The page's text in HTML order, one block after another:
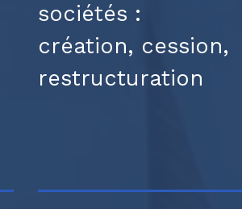
sociétés :
création, cession,
restructuration